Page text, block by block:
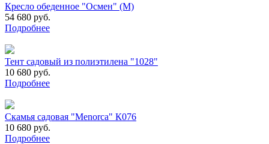
Кресло обеденное "Осмен" (М)
54 680 руб.
Подробнее
Тент садовый из полиэтилена "1028"
10 680 руб.
Подробнее
Скамья садовая "Menorca" К076
10 680 руб.
Подробнее